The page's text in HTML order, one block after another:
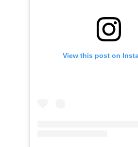
View this post on